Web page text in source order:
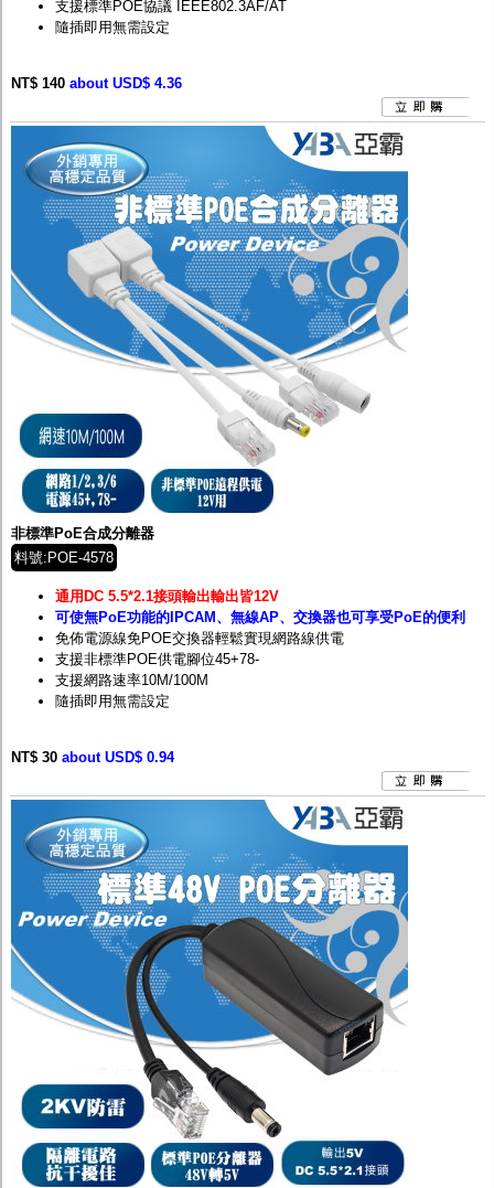
支援標準POE協議 IEEE802.3AF/AT
隨插即用無需設定
NT$ 140 about USD$ 4.36
非標準PoE合成分離器
料號:POE-4578
通用DC 5.5*2.1接頭輸出輸出皆12V
可使無PoE功能的IPCAM、無線AP、交換器也可享受PoE的便利
免佈電源線免POE交換器輕鬆實現網路線供電
支援非標準POE供電腳位45+78-
支援網路速率10M/100M
隨插即用無需設定
NT$ 30 about USD$ 0.94